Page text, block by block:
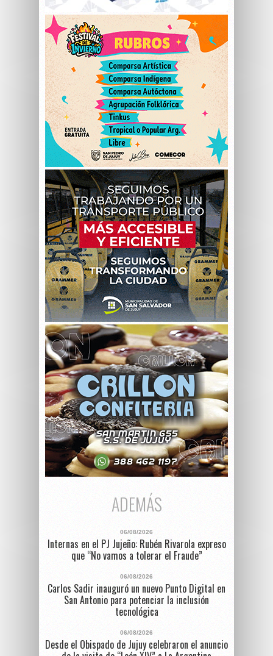
ADEMÁS
06/08/2026
Internas en el PJ Jujeño: Rubén Rivarola expreso
que “No vamos a tolerar el Fraude”
06/08/2026
Carlos Sadir inauguró un nuevo Punto Digital en
San Antonio para potenciar la inclusión
tecnológica
06/08/2026
Desde el Obispado de Jujuy celebraron el anuncio